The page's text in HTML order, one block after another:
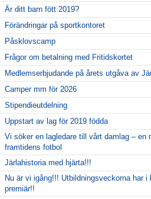
Är ditt barn fött 2019?
Förändringar på sportkontoret
Påsklovscamp
Frågor om betalning med Fritidskortet
Medlemserbjudande på årets utgåva av
Camper mm för 2026
Stipendieutdelning
Uppstart av lag för 2019 födda
Vi söker en lagledare till vårt damlag – en
framtidens fotbol
Järlahistoria med hjärta!!!
Nu är vi igång!!! Utbildningsveckorna har i
premiär!!